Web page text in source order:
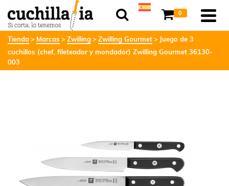
0
Tienda Marcas Zwilling Zwilling Gourmet
Juego de 3
cuchillos (chef, fileteador y mondador) Zwilling Gourmet 36130-
003